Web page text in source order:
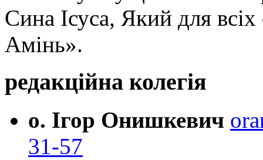
Сина Ісуса, Який для
Амінь».
редакційна колегія
о. Ігор Онишкевич
31-57